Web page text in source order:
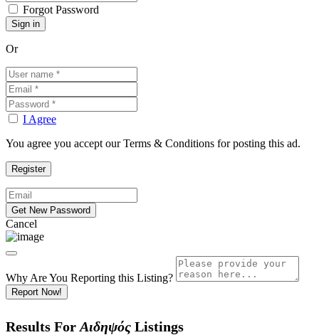
Forgot Password
Or
I Agree
You agree you accept our Terms & Conditions for posting this ad.
Cancel
Why Are You Reporting this Listing?
Report Now!
Results For Αιδηψός Listings